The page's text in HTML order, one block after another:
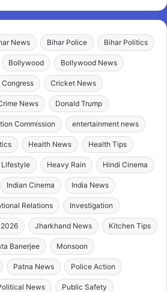
News Bihar Police Bihar Politics
Bollywood Bollywood News
Congress Cricket News
News Donald Trump
Commission entertainment news
Health News Health Tips
Heavy Rain Hindi Cinema
Indian Cinema India News
Relations Investigation
2026 Jharkhand News Kitchen Tips
Banerjee Monsoon
Patna News Police Action
News Public Safety